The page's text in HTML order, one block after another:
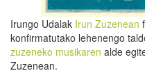
Irungo Udalak Irun Zuzenean
konfirmatutako lehenengo
zuzeneko musikaren alde
Zuzenean.